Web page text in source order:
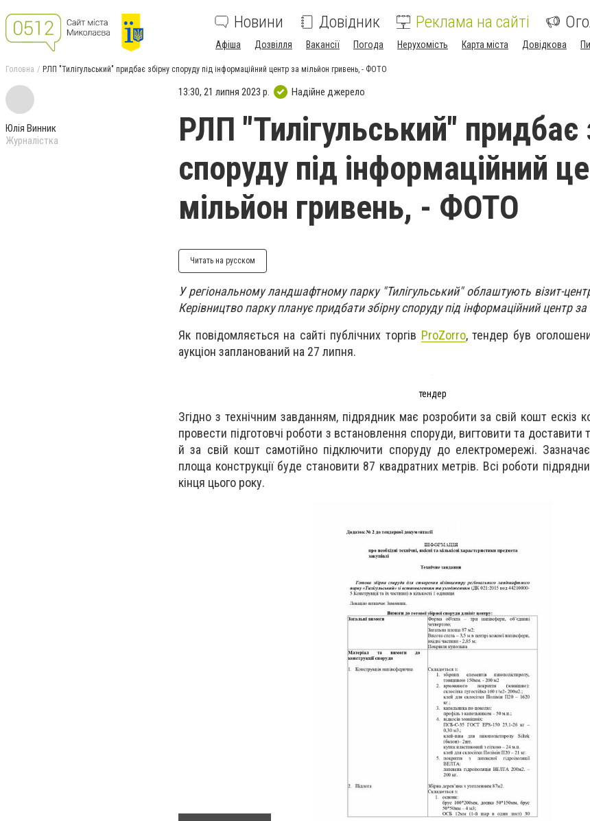
Новини Довідник Реклама на сайті
Афіша Дозвілля Вакансії Погода Нерухомість Карта міста Довідкова
Головна РЛП "Тилігульський" придбає збірну споруду під інформаційний центр за мільйон гривень, - ФОТО
Юлія Винник
Журналістка
13:30, 21 липня 2023 р. Надійне джерело
РЛП "Тилігульський" придбає
споруду під інформаційний
мільйон гривень, - ФОТО
Читать на русском
У регіональному ландшафтному парку "Тилігульський" облаштують візит-
Керівництво парку планує придбати збірну споруду під інформаційний центр
Як повідомляється на сайті публічних торгів ProZorro, тендер був
аукціон запланований на 27 липня.
тендер
Згідно з технічним завданням, підрядник має розробити за свій кошт ескіз
провести підготовчі роботи з встановлення споруди, вигтовити та доставити
й за свій кошт самотійно підключити споруду до електромережі.
площа конструкції буде становити 87 квадратних метрів. Всі роботи
кінця цього року.